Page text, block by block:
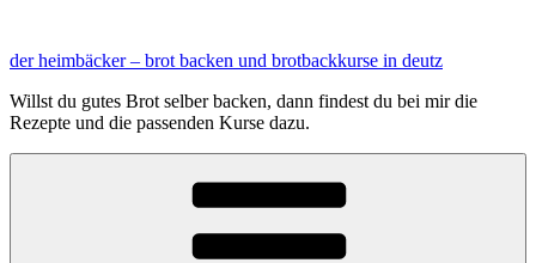
springen
der heimbäcker – brot backen und brotbackkurse in deutz
Willst du gutes Brot selber backen, dann findest du bei mir die
Rezepte und die passenden Kurse dazu.